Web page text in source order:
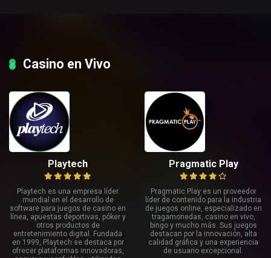
Casino en Vivo
Playtech
Playtech es una empresa líder
mundial en el desarrollo de
software para juegos de casino en
línea, apuestas deportivas, póker y
otros productos de
entretenimiento digital. Fundada
en 1999, Playtech se destaca por
ofrecer plataformas innovadoras,
Pragmatic Play
Pragmatic Play es un proveedor
líder de contenido para la industria
de juegos online, especializado en
tragamonedas, casino en vivo,
bingo y mucho más. Sus juegos
destacan por la innovación, alta
calidad gráfica y una experiencia
de usuario excepcional.